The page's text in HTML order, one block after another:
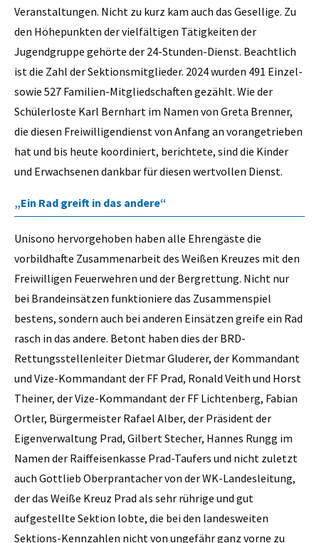
Veranstaltungen. Nicht zu kurz kam auch das Gesellige. Zu
den Höhepunkten der vielfältigen Tätigkeiten der
Jugendgruppe gehörte der 24-Stunden-Dienst. Beachtlich
ist die Zahl der Sektionsmitglieder. 2024 wurden 491 Einzel-
sowie 527 Familien-Mitgliedschaften gezählt. Wie der
Schülerloste Karl Bernhart im Namen von Greta Brenner,
die diesen Freiwilligendienst von Anfang an vorangetrieben
hat und bis heute koordiniert, berichtete, sind die Kinder
und Erwachsenen dankbar für diesen wertvollen Dienst.
„Ein Rad greift in das andere“
Unisono hervorgehoben haben alle Ehrengäste die
vorbildhafte Zusammenarbeit des Weißen Kreuzes mit den
Freiwilligen Feuerwehren und der Bergrettung. Nicht nur
bei Brandeinsätzen funktioniere das Zusammenspiel
bestens, sondern auch bei anderen Einsätzen greife ein Rad
rasch in das andere. Betont haben dies der BRD-
Rettungsstellenleiter Dietmar Gluderer, der Kommandant
und Vize-Kommandant der FF Prad, Ronald Veith und Horst
Theiner, der Vize-Kommandant der FF Lichtenberg, Fabian
Ortler, Bürgermeister Rafael Alber, der Präsident der
Eigenverwaltung Prad, Gilbert Stecher, Hannes Rungg im
Namen der Raiffeisenkasse Prad-Taufers und nicht zuletzt
auch Gottlieb Oberprantacher von der WK-Landesleitung,
der das Weiße Kreuz Prad als sehr rührige und gut
aufgestellte Sektion lobte, die bei den landesweiten
Sektions-Kennzahlen nicht von ungefähr ganz vorne zu